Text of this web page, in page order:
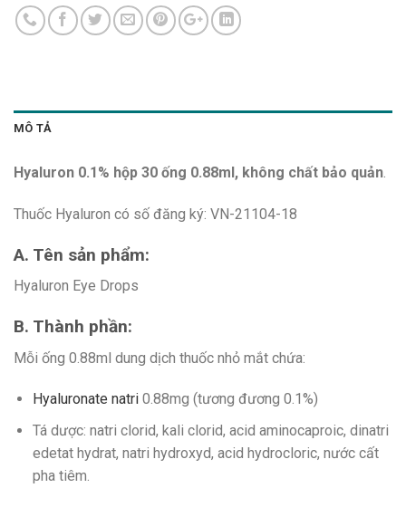
MÔ TẢ
Hyaluron 0.1% hộp 30 ống 0.88ml, không chất bảo quản.
Thuốc Hyaluron có số đăng ký: VN-21104-18
A. Tên sản phẩm:
Hyaluron Eye Drops
B. Thành phần:
Mỗi ống 0.88ml dung dịch thuốc nhỏ mắt chứa:
Hyaluronate natri 0.88mg (tương đương 0.1%)
Tá dược: natri clorid, kali clorid, acid aminocaproic, dinatri
edetat hydrat, natri hydroxyd, acid hydrocloric, nước cất
pha tiêm.